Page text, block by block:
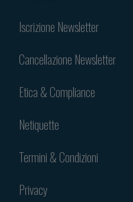
Iscrizione Newsletter
Cancellazione Newsletter
Etica & Compliance
Netiquette
Termini & Condizioni
Privacy